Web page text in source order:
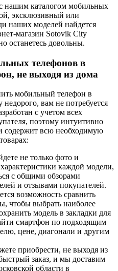
нашим каталогом мобильных
эксклюзивный или
наших моделей найдется
магазин Sotovik City
останетесь довольны.
телефонов в
не выходя из дома
мобильный телефон в
вам не потребуется
с учетом всех
поэтому интуитивно
содержит всю необходимую
не только фото и
каждой модели,
с общими обзорами
и отзывами покупателей.
возможность сравнить
чтобы выбрать наиболее
модель в закладки для
смартфон по подходящим
цене, диагонали и другим
приобрести, не выходя из
заказ, и мы доставим
области в